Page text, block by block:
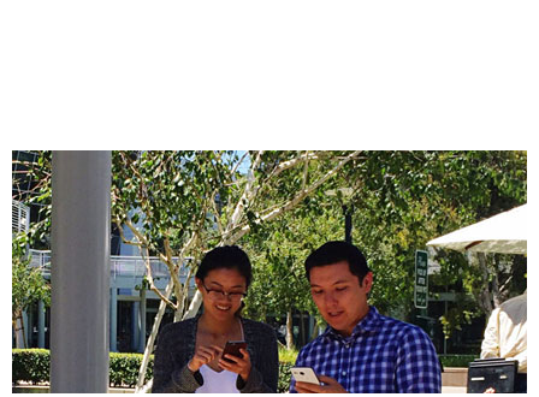
Share
インターン、エンジニア、さらにはCEOまでもが話題にする